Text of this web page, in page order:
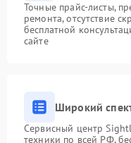
Точные прайс-листы,
ремонта, отсутствие
бесплатной
сайте
Широкий
Сервисный центр
техники по всей РФ,